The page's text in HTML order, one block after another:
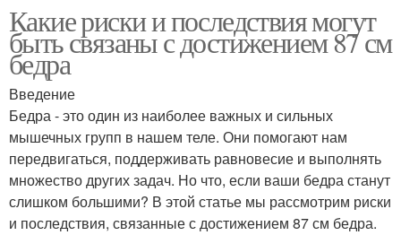
Какие риски и последствия могут
быть связаны с достижением 87 см
бедра
Введение
Бедра - это один из наиболее важных и сильных
мышечных групп в нашем теле. Они помогают нам
передвигаться, поддерживать равновесие и выполнять
множество других задач. Но что, если ваши бедра станут
слишком большими? В этой статье мы рассмотрим риски
и последствия, связанные с достижением 87 см бедра.